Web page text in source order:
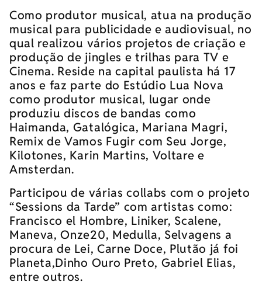
Como produtor musical, atua na produção
musical para publicidade e audiovisual, no
qual realizou vários projetos de criação e
produção de jingles e trilhas para TV e
Cinema. Reside na capital paulista há 17
anos e faz parte do Estúdio Lua Nova
como produtor musical, lugar onde
produziu discos de bandas como
Haimanda, Gatalógica, Mariana Magri,
Remix de Vamos Fugir com Seu Jorge,
Kilotones, Karin Martins, Voltare e
Amsterdan.
Participou de várias collabs com o projeto
“Sessions da Tarde” com artistas como:
Francisco el Hombre, Liniker, Scalene,
Maneva, Onze20, Medulla, Selvagens a
procura de Lei, Carne Doce, Plutão já foi
Planeta,Dinho Ouro Preto, Gabriel Elias,
entre outros.